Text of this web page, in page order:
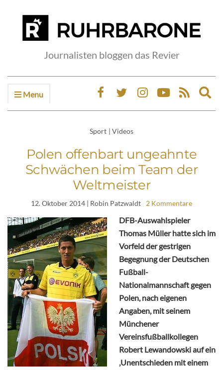
Journalisten bloggen das Revier
Menu
Sport | Videos
Polen offenbart ungeahnte
Schwächen beim Team der
Weltmeister
12. Oktober 2014 | Robin Patzwaldt 2 Kommentare
DFB-Auswahlspieler
Thomas Müller hatte sich im
Vorfeld der gestrigen
Begegnung der Deutschen
Fußball-
Nationalmannschaft gegen
Polen, nach eigenen
Angaben, mit seinem
Münchener
Vereinsfußballkollegen
Robert Lewandowski auf ein
‚Unentschieden mit einem